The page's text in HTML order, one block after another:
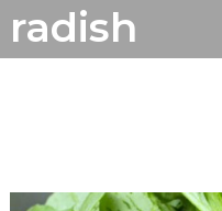
radish